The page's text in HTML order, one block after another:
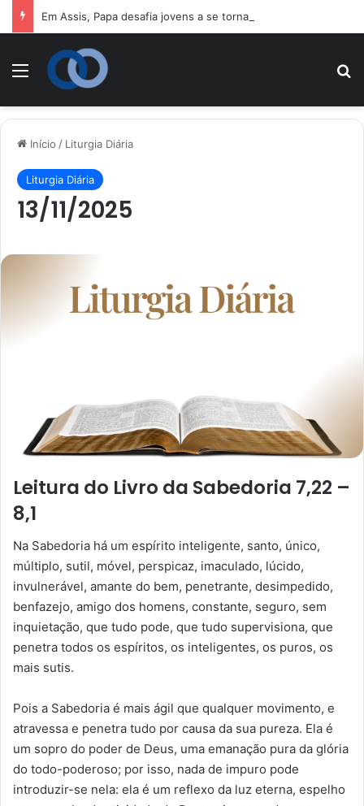
Menu
Início / Liturgia Diária
Liturgia Diária
13/11/2025
Leitura do Livro da Sabedoria 7,22 –
8,1
Na Sabedoria há um espírito inteligente, santo, único,
múltiplo, sutil, móvel, perspicaz, imaculado, lúcido,
invulnerável, amante do bem, penetrante, desimpedido,
benfazejo, amigo dos homens, constante, seguro, sem
inquietação, que tudo pode, que tudo supervisiona, que
penetra todos os espíritos, os inteligentes, os puros, os
mais sutis.
Pois a Sabedoria é mais ágil que qualquer movimento, e
atravessa e penetra tudo por causa da sua pureza. Ela é
um sopro do poder de Deus, uma emanação pura da glória
do todo-poderoso; por isso, nada de impuro pode
introduzir-se nela: ela é um reflexo da luz eterna, espelho